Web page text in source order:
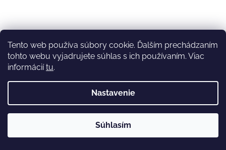
Tento web používa súbory cookie. Ďalším prechádzaním
tohto webu vyjadrujete súhlas s ich používaním. Viac
informáciítu.
Nastavenie
Súhlasím
nedostupná (na email reagujeme nonstop), expedícia ako
obvykle💚Ďakujeme, že ste s nami💚